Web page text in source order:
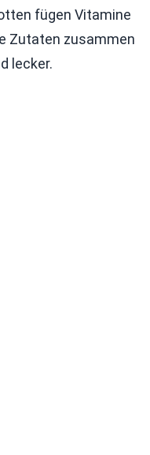
fügen Vitamine
Zutaten zusammen
lecker.